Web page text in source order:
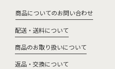
商品についてのお問い合わせ
配送・送料について
商品のお取り扱いについて
返品・交換について